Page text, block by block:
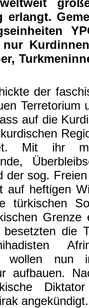
erlangt.
der
Terretorium
auf die
Mit ihr
der sog.
auf heftigen
türkischen
Grenze
die
wollen nun
aufbauen.
angekündigt.